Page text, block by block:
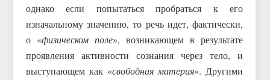
однако если попытаться пробраться к его
изначальному значению, то речь идет, фактически,
о «физическом поле», возникающем в результате
проявления активности сознания через тело, и
выступающем как «свободная материя». Другими